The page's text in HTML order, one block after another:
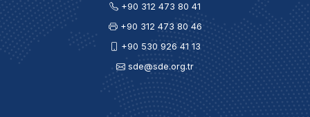
+90 312 473 80 41
+90 312 473 80 46
+90 530 926 41 13
sde@sde.org.tr